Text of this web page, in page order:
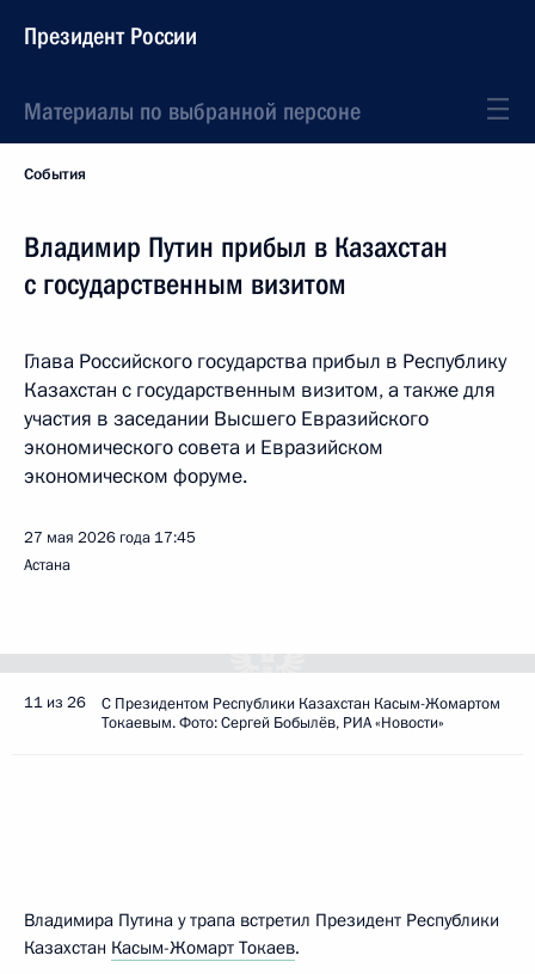
Президент России
Материалы по выбранной персоне
События
Владимир Путин прибыл в Казахстан
с государственным визитом
Глава Российского государства прибыл в Республику
Казахстан с государственным визитом, а также для
участия в заседании Высшего Евразийского
экономического совета и Евразийском
экономическом форуме.
27 мая 2026 года 17:45
Астана
11 из 26
С Президентом Республики Казахстан Касым-Жомартом
Токаевым. Фото: Сергей Бобылёв, РИА «Новости»
Владимира Путина у трапа встретил Президент Республики
Казахстан Касым-Жомарт Токаев.